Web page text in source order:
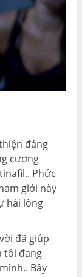
đáng
cương
Phức
giới này
hài lòng
đã giúp
tôi đang
Bây